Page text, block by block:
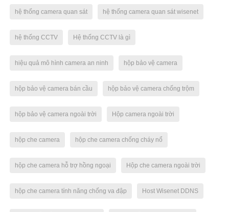
hệ thống camera quan sát hệ thống camera quan sát wisenet
hệ thống CCTV Hệ thống CCTV là gì
hiệu quả mô hình camera an ninh hộp bảo vệ camera
hộp bảo vệ camera bán cầu hộp bảo vệ camera chống trộm
hộp bảo vệ camera ngoài trời Hộp camera ngoài trời
hộp che camera hộp che camera chống cháy nổ
hộp che camera hỗ trợ hồng ngoại Hộp che camera ngoài trời
hộp che camera tính năng chống va đập Host Wisenet DDNS